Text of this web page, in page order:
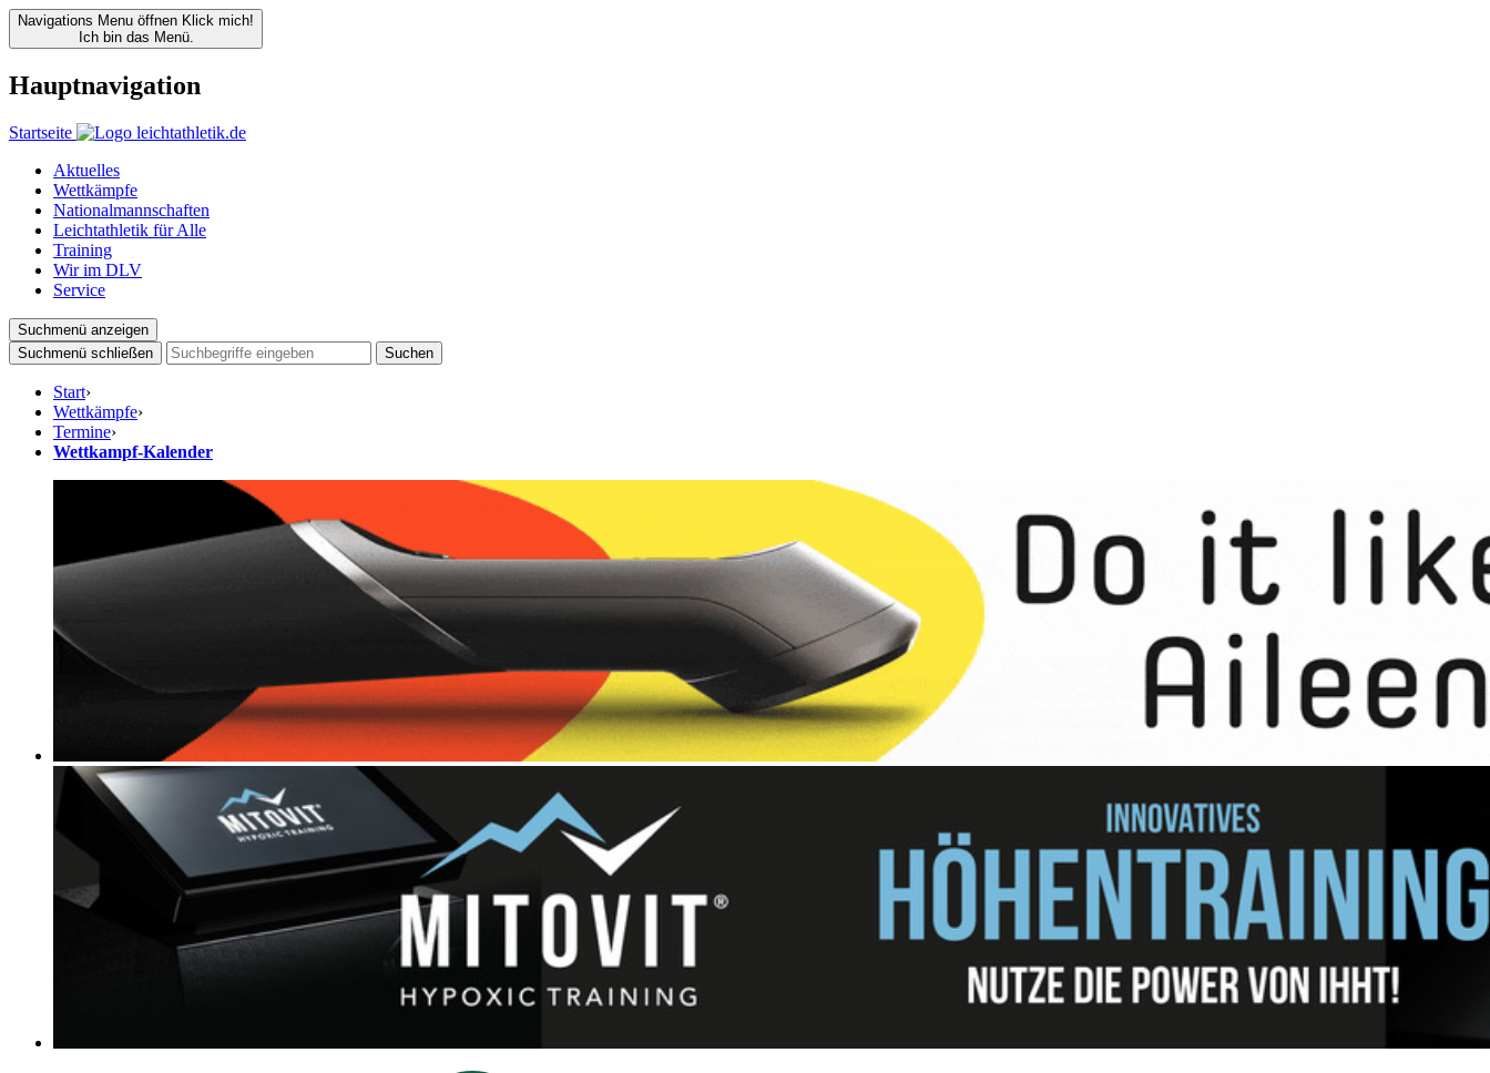
Navigations Menu öffnen Klick mich!
Ich bin das Menü.
Hauptnavigation
Startseite
Aktuelles
Wettkämpfe
Nationalmannschaften
Leichtathletik für Alle
Training
Wir im DLV
Service
Suchmenü anzeigen
Suchmenü schließen
Suchen
Start›
Wettkämpfe›
Termine›
Wettkampf-Kalender